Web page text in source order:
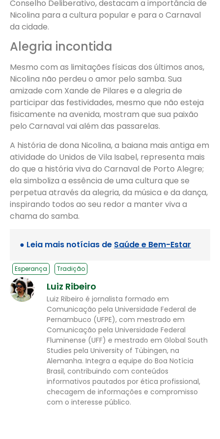
Conselho Deliberativo, destacam a importância de
Nicolina para a cultura popular e para o Carnaval
da cidade.
Alegria incontida
Mesmo com as limitações físicas dos últimos anos,
Nicolina não perdeu o amor pelo samba. Sua
amizade com Xande de Pilares e a alegria de
participar das festividades, mesmo que não esteja
fisicamente na avenida, mostram que sua paixão
pelo Carnaval vai além das passarelas.
A história de dona Nicolina, a baiana mais antiga em
atividade do Unidos de Vila Isabel, representa mais
do que a história viva do Carnaval de Porto Alegre;
ela simboliza a essência de uma cultura que se
perpetua através da alegria, da música e da dança,
inspirando todos ao seu redor a manter viva a
chama do samba.
● Leia mais notícias de Saúde e Bem-Estar
Esperança Tradição
Luiz Ribeiro
Luiz Ribeiro é jornalista formado em
Comunicação pela Universidade Federal de
Pernambuco (UFPE), com mestrado em
Comunicação pela Universidade Federal
Fluminense (UFF) e mestrado em Global South
Studies pela University of Tübingen, na
Alemanha. Integra a equipe do Boa Notícia
Brasil, contribuindo com conteúdos
informativos pautados por ética profissional,
checagem de informações e compromisso
com o interesse público.